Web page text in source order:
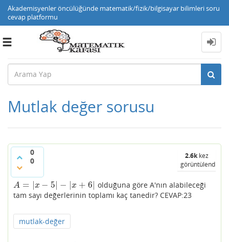
Akademisyenler öncülüğünde matematik/fizik/bilgisayar bilimleri soru
cevap platformu
Toggle
Mutlak değer sorusu
0
0
2.6kkez
görüntülendi
A = x − 5 − x + 6
A= |x 5| −| x+ 6|
olduğuna göre A'nın alabileceği
tam sayı değerlerinin toplamı kaç tanedir? CEVAP:23
mutlak-değer